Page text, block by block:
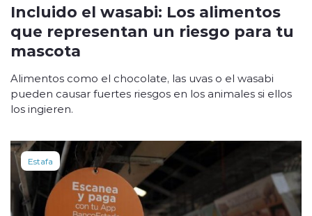
Incluido el wasabi: Los alimentos
que representan un riesgo para tu
mascota
Alimentos como el chocolate, las uvas o el wasabi
pueden causar fuertes riesgos en los animales si ellos
los ingieren.
Estafa